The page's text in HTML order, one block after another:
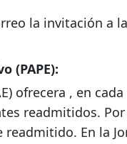
la invitación a
(PAPE):
ofrecera , en
readmitidos.
En la